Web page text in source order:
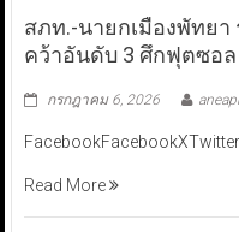
สภท.-นายกเมืองพัทยา
คว้าอันดับ 3 ศึกฟุตซอล
กรกฎาคม 6, 2026
FacebookFacebookXTwitter
Read More